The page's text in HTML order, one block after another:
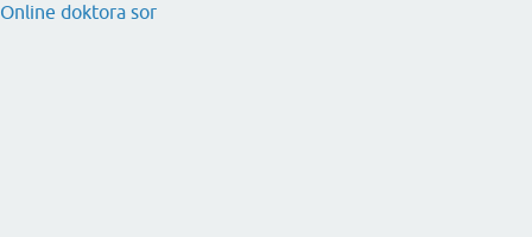
Online doktora sor